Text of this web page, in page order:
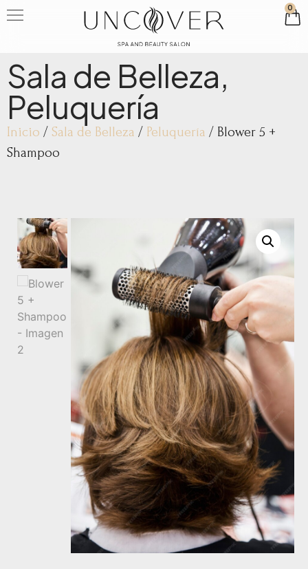
0
Sala de Belleza,
Peluquería
Inicio / Sala de Belleza / Peluquería / Blower 5 +
Shampoo